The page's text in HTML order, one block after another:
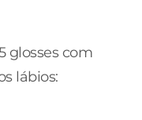
glosses com
lábios: